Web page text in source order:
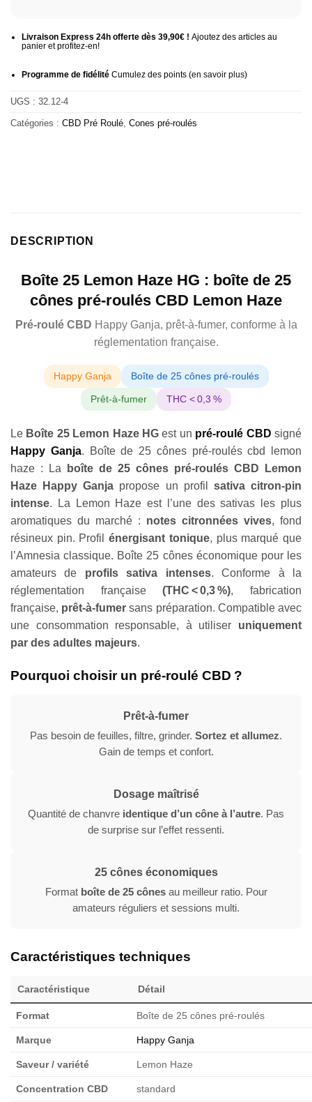
Livraison Express 24h offerte dès 39,90€ ! Ajoutez des articles au
panier et profitez-en!
Programme de fidélitéCumulez des points (en savoir plus)
UGS : 32.12-4
Catégories : CBD Pré Roulé Cones pré-roulés
DESCRIPTION
Boîte 25 Lemon Haze HG : boîte de 25
cônes pré-roulés CBD Lemon Haze
Pré-roulé CBD Happy Ganja, prêt-à-fumer, conforme à la
réglementation française.
Happy Ganja Boîte de 25 cônes pré-roulés
Prêt-à-fumer THC < 0,3 %
Le Boîte 25 Lemon Haze HG est un pré-roulé CBD signé
Happy Ganja. Boîte de 25 cônes pré-roulés cbd lemon
haze : La
boîte de 25 cônes pré-roulés CBD Lemon
Haze Happy Ganja propose un profil sativa citron-pin
intense. La Lemon Haze est l’une des sativas les plus
aromatiques du marché : notes citronnées vives, fond
résineux pin. Profilénergisant tonique, plus marqué que
l’Amnesia classique. Boîte 25 cônes économique pour les
amateurs de profils sativa intenses. Conforme à la
réglementation française(THC < 0,3 %), fabrication
française, prêt-à-fumer sans préparation. Compatible avec
une consommation responsable, à utiliser uniquement
par des adultes majeurs.
Pourquoi choisir un pré-roulé CBD ?
Prêt-à-fumer
Pas besoin de feuilles, filtre, grinder. Sortez et allumez.
Gain de temps et confort.
Dosage maîtrisé
Quantité de chanvre identique d’un cône à l’autre. Pas
de surprise sur l’effet ressenti.
25 cônes économiques
Format boîte de 25 cônesau meilleur ratio. Pour
amateurs réguliers et sessions multi.
Caractéristiques techniques
Caractéristique Détail
Format Boîte de 25 cônes pré-roulés
Marque Happy Ganja
Saveur / variété Lemon Haze
Concentration CBD standard